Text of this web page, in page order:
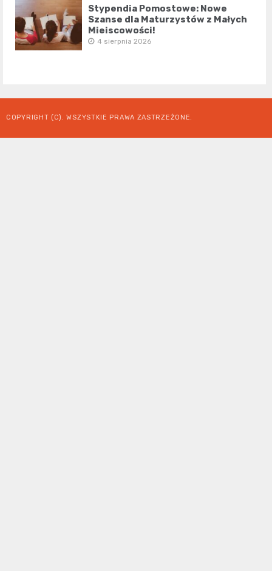
Stypendia Pomostowe: Nowe
Szanse dla Maturzystów z Małych
Miejscowości!
4 sierpnia 2026
COPYRIGHT (C). WSZYSTKIE PRAWA ZASTRZEŻONE.